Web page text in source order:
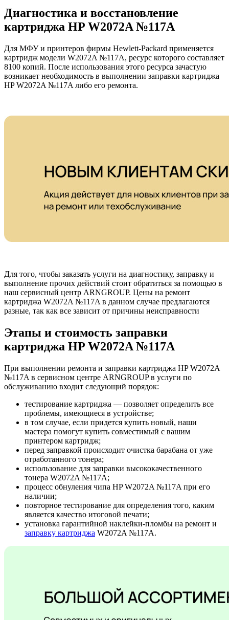
Диагностика и восстановление
картриджа HP W2072A №117A
Для МФУ и принтеров фирмы Hewlett-Packard применяется
картридж модели W2072A №117A, ресурс которого составляет
8100 копий. После использования этого ресурса зачастую
возникает необходимость в выполнении заправки картриджа
HP W2072A №117A либо его ремонта.
Для того, чтобы заказать услуги на диагностику, заправку и
выполнение прочих действий стоит обратиться за помощью в
наш сервисный центр ARNGROUP. Цены на ремонт
картриджа W2072A №117A в данном случае предлагаются
разные, так как все зависит от причины неисправности
Этапы и стоимость заправки
картриджа HP W2072A №117A
При выполнении ремонта и заправки картриджа HP W2072A
№117A в сервисном центре ARNGROUP в услуги по
обслуживанию входит следующий порядок:
тестирование картриджа — позволяет определить все
проблемы, имеющиеся в устройстве;
в том случае, если придется купить новый, наши
мастера помогут купить совместимый с вашим
принтером картридж;
перед заправкой происходит очистка барабана от уже
отработанного тонера;
использование для заправки высококачественного
тонера W2072A №117A;
процесс обнуления чипа HP W2072A №117A при его
наличии;
повторное тестирование для определения того, каким
является качество итоговой печати;
установка гарантийной наклейки-пломбы на ремонт и
заправку картриджа W2072A №117A.